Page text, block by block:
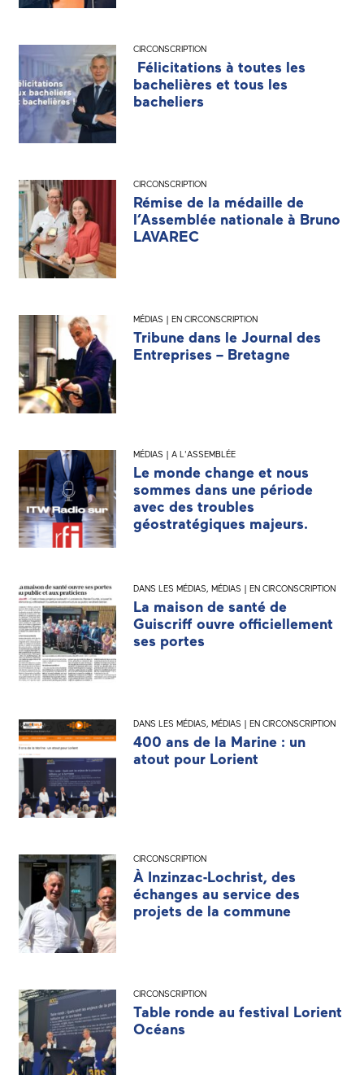
CIRCONSCRIPTION
Félicitations à toutes les
bachelières et tous les
bacheliers
CIRCONSCRIPTION
Rémise de la médaille de
l’Assemblée nationale à Bruno
LAVAREC
MÉDIAS | EN CIRCONSCRIPTION
Tribune dans le Journal des
Entreprises – Bretagne
MÉDIAS | A L'ASSEMBLÉE
Le monde change et nous
sommes dans une période
avec des troubles
géostratégiques majeurs.
DANS LES MÉDIAS, MÉDIAS | EN CIRCONSCRIPTION
La maison de santé de
Guiscriff ouvre officiellement
ses portes
DANS LES MÉDIAS, MÉDIAS | EN CIRCONSCRIPTION
400 ans de la Marine : un
atout pour Lorient
CIRCONSCRIPTION
À Inzinzac-Lochrist, des
échanges au service des
projets de la commune
CIRCONSCRIPTION
Table ronde au festival Lorient
Océans